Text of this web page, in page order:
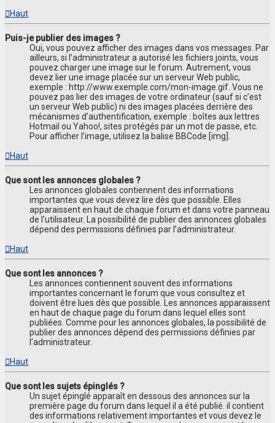
Haut
Puis-je publier des images ?
Oui, vous pouvez afficher des images dans vos messages. Par
ailleurs, si l’administrateur a autorisé les fichiers joints, vous
pouvez charger une image sur le forum. Autrement, vous
devez lier une image placée sur un serveur Web public,
exemple : http://www.exemple.com/mon-image.gif. Vous ne
pouvez pas lier des images de votre ordinateur (sauf si c’est
un serveur Web public) ni des images placées derrière des
mécanismes d’authentification, exemple : boîtes aux lettres
Hotmail ou Yahoo!, sites protégés par un mot de passe, etc.
Pour afficher l’image, utilisez la balise BBCode [img].
Haut
Que sont les annonces globales ?
Les annonces globales contiennent des informations
importantes que vous devez lire dès que possible. Elles
apparaissent en haut de chaque forum et dans votre panneau
de l’utilisateur. La possibilité de publier des annonces globales
dépend des permissions définies par l’administrateur.
Haut
Que sont les annonces ?
Les annonces contiennent souvent des informations
importantes concernant le forum que vous consultez et
doivent être lues dès que possible. Les annonces apparaissent
en haut de chaque page du forum dans lequel elles sont
publiées. Comme pour les annonces globales, la possibilité de
publier des annonces dépend des permissions définies par
l’administrateur.
Haut
Que sont les sujets épinglés ?
Un sujet épinglé apparaît en dessous des annonces sur la
première page du forum dans lequel il a été publié. il contient
des informations relativement importantes et vous devez le